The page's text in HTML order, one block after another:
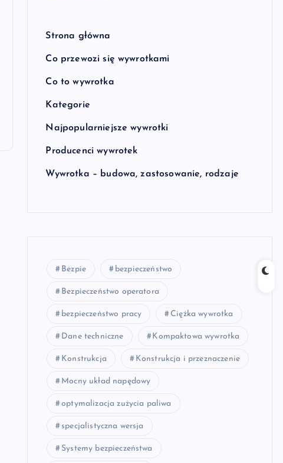
Strona główna
Co przewozi się wywrotkami
Co to wywrotka
Kategorie
Najpopularniejsze wywrotki
Producenci wywrotek
Wywrotka – budowa, zastosowanie, rodzaje
Bezpie bezpieczeństwo
Bezpieczeństwo operatora
bezpieczeństwo pracy Ciężka wywrotka
Dane techniczne Kompaktowa wywrotka
Konstrukcja Konstrukcja i przeznaczenie
Mocny układ napędowy
optymalizacja zużycia paliwa
specjalistyczna wersja
Systemy bezpieczeństwa